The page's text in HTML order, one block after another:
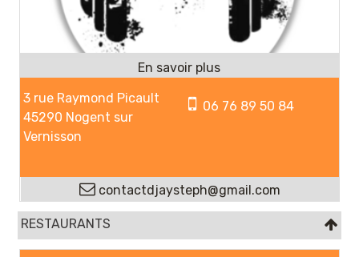
3 rue Raymond Picault
45290 Nogent sur
Vernisson
06 76 89 50 84
contactdjaysteph@gmail.com
RESTAURANTS